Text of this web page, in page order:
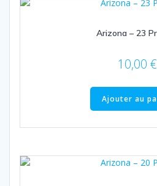
Arizona – 23
10,00 €
Ajouter au